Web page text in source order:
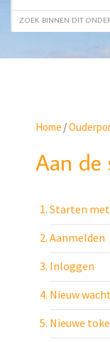
Home /
Aan de
Starten
Aanmelden
Inloggen
Nieuw
Nieuwe